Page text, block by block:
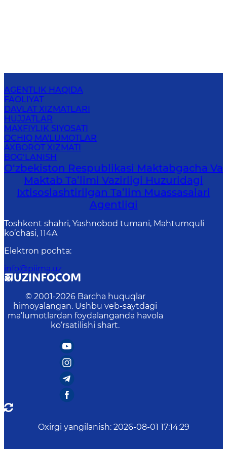
AGENTLIK HAQIDA
FAOLIYAT
DAVLAT XIZMATLARI
HUJJATLAR
MAXFIYLIK SIYOSATI
OCHIQ MA'LUMOTLAR
AXBOROT XIZMATI
BOG‘LANISH
O‘zbekiston Respublikasi Maktabgacha Va
Maktab Ta’limi Vazirligi Huzuridagi
Ixtisoslashtirilgan Ta’lim Muassasalari
Agentligi
Toshkent shahri, Yashnobod tumani, Mahtumquli
ko‘chasi, 114A
Elektron pochta:
info@piima.uz
© 2001-2026 Barcha huquqlar
himoyalangan. Ushbu veb-saytdagi
ma’lumotlardan foydalanganda havola
ko‘rsatilishi shart.
Oxirgi yangilanish: 2026-08-01 17:14:29